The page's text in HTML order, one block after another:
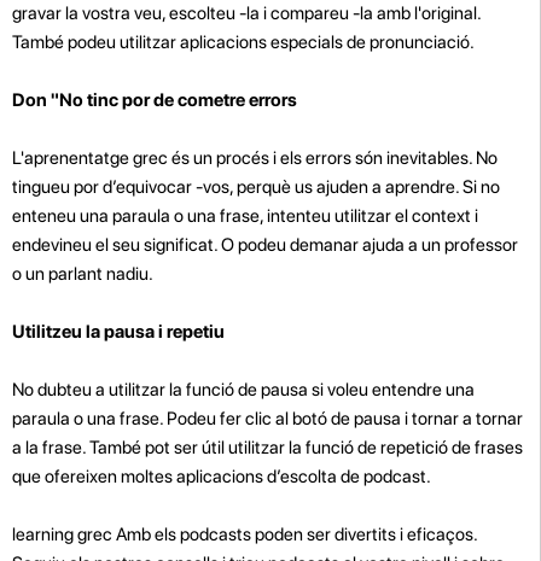
gravar la vostra veu, escolteu -la i compareu -la amb l'original.
També podeu utilitzar aplicacions especials de pronunciació.
Don "No tinc por de cometre errors
L'aprenentatge grec és un procés i els errors són inevitables. No
tingueu por d’equivocar -vos, perquè us ajuden a aprendre. Si no
enteneu una paraula o una frase, intenteu utilitzar el context i
endevineu el seu significat. O podeu demanar ajuda a un professor
o un parlant nadiu.
Utilitzeu la pausa i repetiu
No dubteu a utilitzar la funció de pausa si voleu entendre una
paraula o una frase. Podeu fer clic al botó de pausa i tornar a tornar
a la frase. També pot ser útil utilitzar la funció de repetició de frases
que ofereixen moltes aplicacions d’escolta de podcast.
learning grec Amb els podcasts poden ser divertits i eficaços.